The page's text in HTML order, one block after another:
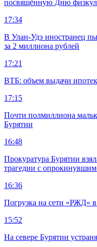
посвящённую Дню
17:34
В Улан-Удэ иностранец
за 2 миллиона рублей
17:21
ВТБ: объем выдачи
17:15
Почти полмиллиона
Бурятии
16:48
Прокуратура Бурятии
трагедии с
16:36
Погрузка на сети «РЖД»
15:52
На севере Бурятии